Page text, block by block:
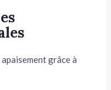
grâce à